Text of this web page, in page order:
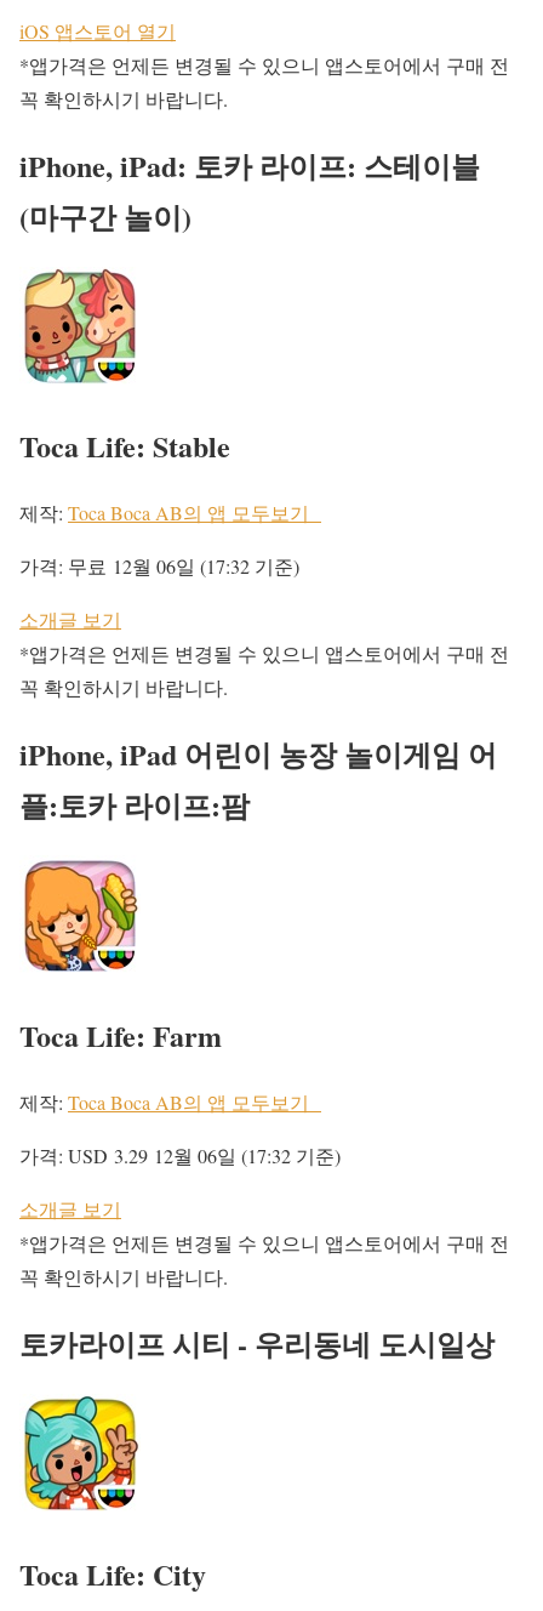
iOS 앱스토어 열기
*앱가격은 언제든 변경될 수 있으니 앱스토어에서 구매 전
꼭 확인하시기 바랍니다.
iPhone, iPad: 토카 라이프: 스테이블
(마구간 놀이)
Toca Life: Stable
제작: Toca Boca AB의 앱 모두보기
가격: 무료 12월 06일 (17:32 기준)
소개글 보기
*앱가격은 언제든 변경될 수 있으니 앱스토어에서 구매 전
꼭 확인하시기 바랍니다.
iPhone, iPad 어린이 농장 놀이게임 어
플:토카 라이프:팜
Toca Life: Farm
제작: Toca Boca AB의 앱 모두보기
가격: USD 3.29 12월 06일 (17:32 기준)
소개글 보기
*앱가격은 언제든 변경될 수 있으니 앱스토어에서 구매 전
꼭 확인하시기 바랍니다.
토카라이프 시티 - 우리동네 도시일상
Toca Life: City